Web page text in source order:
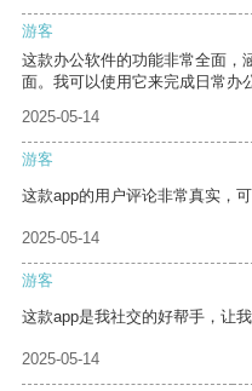
游客
这款办公软件的功能非常全面，
面。我可以使用它来完成日常办
2025-05-14
游客
这款app的用户评论非常真实，
2025-05-14
游客
这款app是我社交的好帮手，让
2025-05-14